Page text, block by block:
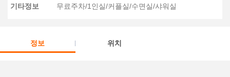
기타정보
무료주차/1인실/커플실/수면실/샤워실
정보 위치